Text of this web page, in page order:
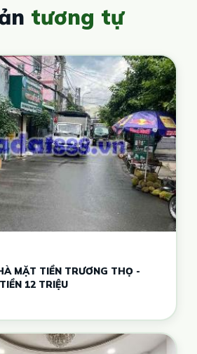
tương tự
MẶT TIỀN TRƯƠNG THỌ -
12 TRIỆU